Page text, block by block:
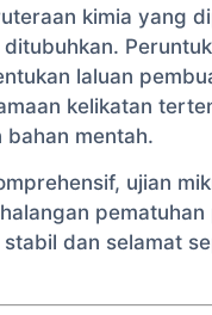
kimia yang
laluan
kelikatan
mentah.
ujian
dan selamat